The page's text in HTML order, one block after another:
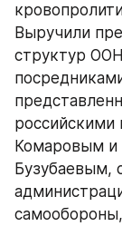
Выручили
структур
Комаровым и
Бузубаевым,